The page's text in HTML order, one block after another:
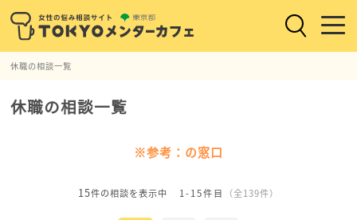
休職の相談一覧
休職の相談一覧
※参考：の窓口
15件の相談を表示中 1-15件目 （全139件）